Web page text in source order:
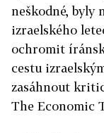
neškodné, byly
izraelského
ochromit
cestu
zasáhnout
The Economic